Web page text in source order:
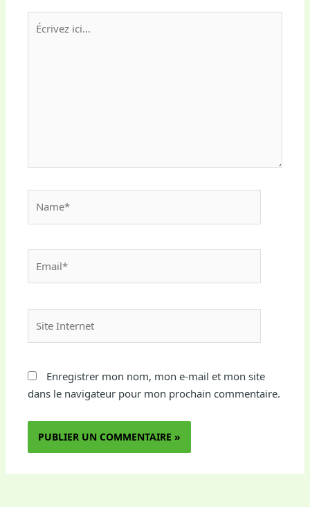
Écrivez
ici…
Internet
Enregistrer mon nom, mon e-mail et mon site
dans le navigateur pour mon prochain commentaire.